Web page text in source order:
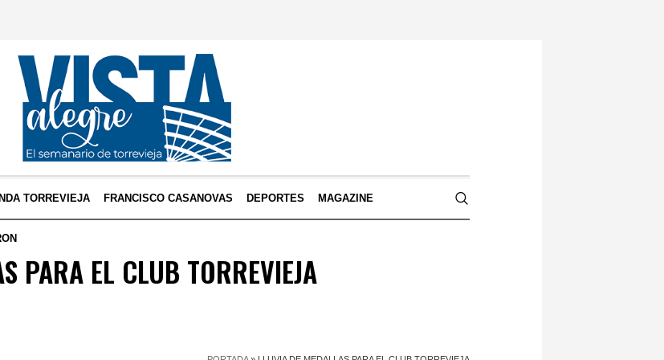
TORREVIEJA FRANCISCO CASANOVAS DEPORTES MAGAZINE
PARA EL CLUB TORREVIEJA